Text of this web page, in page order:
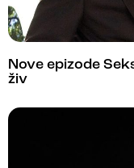
Nove epizode
živ